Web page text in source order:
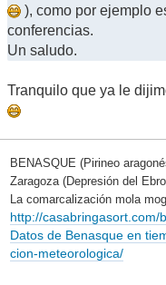
), como por ejemplo
conferencias.
Un saludo.
Tranquilo que ya le
BENASQUE (Pirineo
Zaragoza (Depresión del
La comarcalización mola
http://casabringasort.com/
Datos de Benasque en
cion-meteorologica/